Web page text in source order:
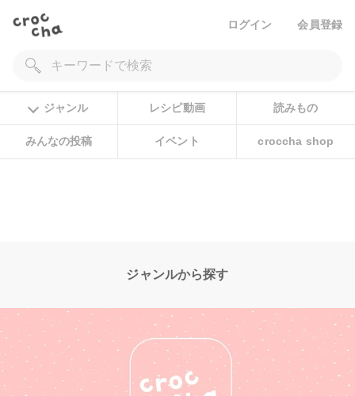
ログイン 会員登録
ジャンル レシピ動画 読みもの
みんなの投稿 イベント croccha shop
ジャンルから探す